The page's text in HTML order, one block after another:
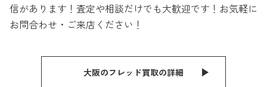
信があります！査定や相談だけでも大歓迎です！お気軽に
お問合わせ・ご来店ください！
大阪のフレッド買取の詳細